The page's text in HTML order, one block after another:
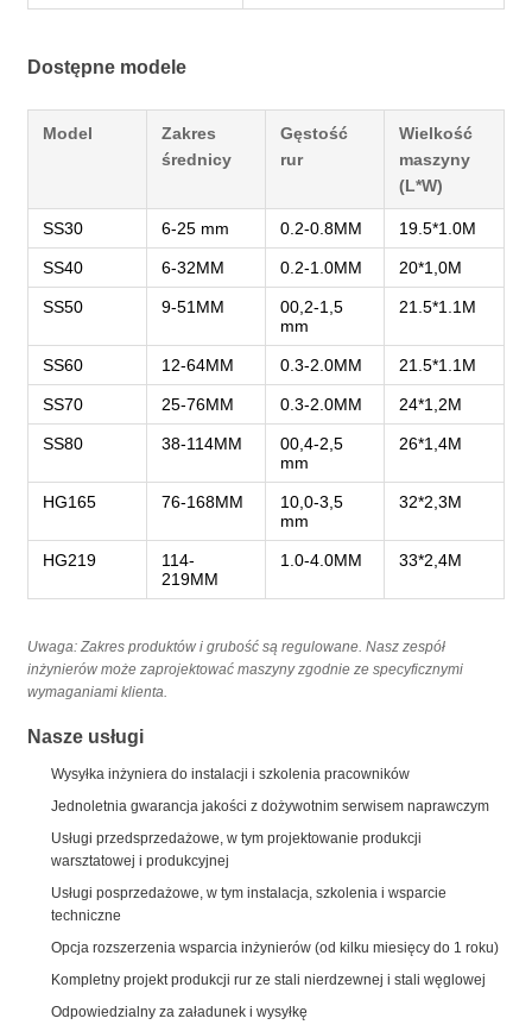
Dostępne modele
Model
Zakres
średnicy
Gęstość
rur
Wielkość
maszyny
(L*W)
SS30 6-25 mm 0.2-0.8MM 19.5*1.0M
SS40 6-32MM 0.2-1.0MM 20*1,0M
SS50 9-51MM
00,2-1,5
mm
21.5*1.1M
SS60 12-64MM 0.3-2.0MM 21.5*1.1M
SS70 25-76MM 0.3-2.0MM 24*1,2M
SS80 38-114MM
00,4-2,5
mm
26*1,4M
HG165 76-168MM
10,0-3,5
mm
32*2,3M
HG219
114-
219MM
1.0-4.0MM 33*2,4M
Uwaga: Zakres produktów i grubość są regulowane. Nasz zespół
inżynierów może zaprojektować maszyny zgodnie ze specyficznymi
wymaganiami klienta.
Nasze usługi
Wysyłka inżyniera do instalacji i szkolenia pracowników
Jednoletnia gwarancja jakości z dożywotnim serwisem naprawczym
Usługi przedsprzedażowe, w tym projektowanie produkcji
warsztatowej i produkcyjnej
Usługi posprzedażowe, w tym instalacja, szkolenia i wsparcie
techniczne
Opcja rozszerzenia wsparcia inżynierów (od kilku miesięcy do 1 roku)
Kompletny projekt produkcji rur ze stali nierdzewnej i stali węglowej
Odpowiedzialny za załadunek i wysyłkę